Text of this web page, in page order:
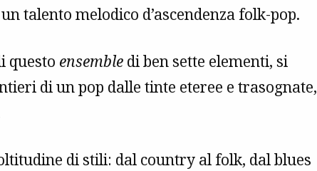
un talento melodico d’ascendenza folk-pop.
questo ensemble di ben sette elementi, si
di un pop dalle tinte eteree e trasognate,
di stili: dal country al folk, dal blues